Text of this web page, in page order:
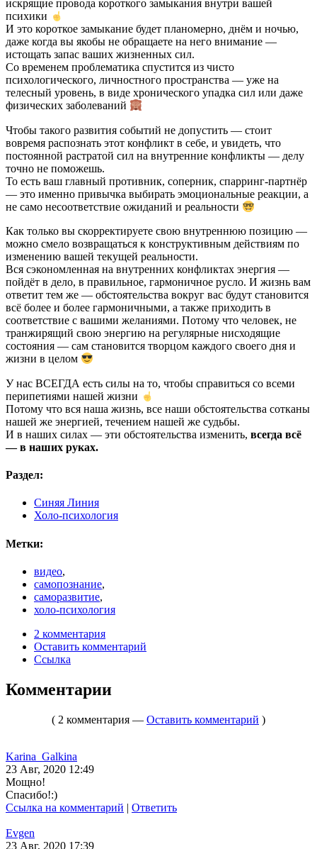
искрящие провода короткого замыкания внутри вашей
психики
И это короткое замыкание будет планомерно, днём и ночью,
даже когда вы якобы не обращаете на него внимание —
истощать запас ваших жизненных сил.
Со временем проблематика спустится из чисто
психологического, личностного пространства — уже на
телесный уровень, в виде хронического упадка сил или даже
физических заболеваний
Чтобы такого развития событий не допустить — стоит
вовремя распознать этот конфликт в себе, и увидеть, что
постоянной растратой сил на внутренние конфликты — делу
точно не поможешь.
То есть ваш главный противник, соперник, спарринг-партнёр
— это именно привычка выбирать эмоциональные реакции, а
не само несоответствие ожиданий и реальности
Как только вы скорректируете свою внутреннюю позицию —
можно смело возвращаться к конструктивным действиям по
изменению вашей текущей реальности.
Вся сэкономленная на внутренних конфликтах энергия —
пойдёт в дело, в правильное, гармоничное русло. И жизнь вам
ответит тем же — обстоятельства вокруг вас будут становится
всё более и более гармоничными, а также приходить в
соответствие с вашими желаниями. Потому что человек, не
транжирящий свою энергию на регулярные нисходящие
состояния — сам становится творцом каждого своего дня и
жизни в целом
У нас ВСЕГДА есть силы на то, чтобы справиться со всеми
перипетиями нашей жизни
Потому что вся наша жизнь, все наши обстоятельства сотканы
нашей же энергией, течением нашей же судьбы.
И в наших силах — эти обстоятельства изменить, всегда всё
— в наших руках.
Раздел:
Синяя Линия
Холо-психология
Метки:
видео,
самопознание,
саморазвитие,
холо-психология
2 комментария
Оставить комментарий
Ссылка
Комментарии
( 2 комментария — Оставить комментарий )
Karina_Galkina
23 Авг, 2020 12:49
Мощно!
Спасибо!:)
Ссылка на комментарий | Ответить
Evgen
23 Авг, 2020 17:39